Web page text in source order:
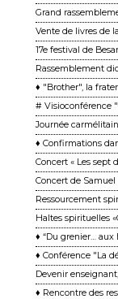
Grand
Vente de livres de
17e festival de
Rassemblement
♦ "Brother", la
# Visioconférence
Journée
♦ Confirmations
Concert « Les sept
Concert de Samuel
Ressourcement
Haltes spirituelles
♦ “Du grenier… aux
♦ Conférence "La
Devenir
♦ Rencontre des